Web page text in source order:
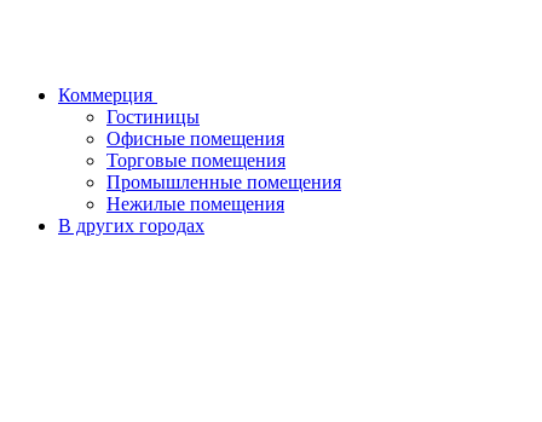
Коммерция
Гостиницы
Офисные помещения
Торговые помещения
Промышленные помещения
Нежилые помещения
В других городах